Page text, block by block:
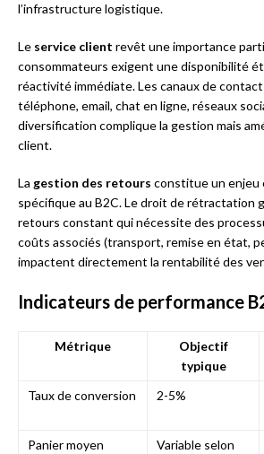
l’infrastructure logistique.
Le service client revêt une importance
consommateurs exigent une disponibilité
réactivité immédiate. Les canaux de
téléphone, email, chat en ligne, réseaux
diversification complique la gestion mais
client.
La gestion des retours constitue un enjeu
spécifique au B2C. Le droit de rétractation
retours constant qui nécessite des
coûts associés (transport, remise en état,
impactent directement la rentabilité des
Indicateurs de performance
Métrique
Objectif
typique
Taux de conversion 2-5%
Panier moyen
Variable selon